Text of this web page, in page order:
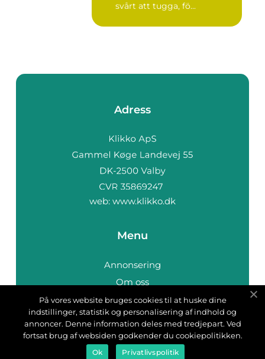
svårt att tugga, fö...
Adress
web: www.klikko.dk
Menu
Annonsering
Om oss
Cookies
Kontakta oss
Sitemap
På vores website bruges cookies til at huske dine
indstillinger, statistik og personalisering af indhold og
annoncer. Denne information deles med tredjepart. Ved
fortsat brug af websiden godkender du cookiepolitikken.
Ok Privatlivspolitik